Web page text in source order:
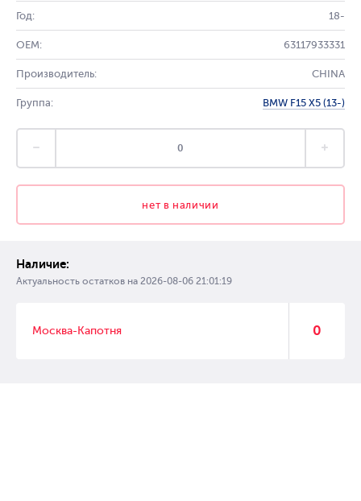
Год: 18-
OEM: 63117933331
Производитель: CHINA
Группа: BMW F15 X5 (13-)
нет в наличии
Наличие:
Актуальность остатков на 2026-08-06 21:01:19
Москва-Капотня 0